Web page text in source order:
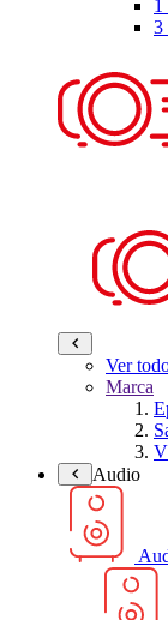
1
3
Ver
Marca
Audio